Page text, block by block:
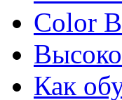
Color
Как